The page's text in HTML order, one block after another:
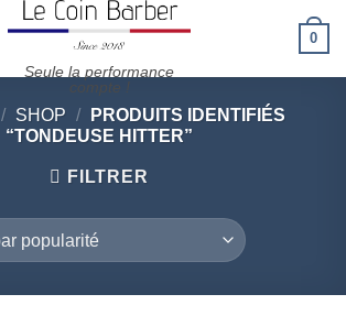
Seule la performance
compte !
0
/ SHOP /
PRODUITS IDENTIFIÉS
“TONDEUSE HITTER”
FILTRER